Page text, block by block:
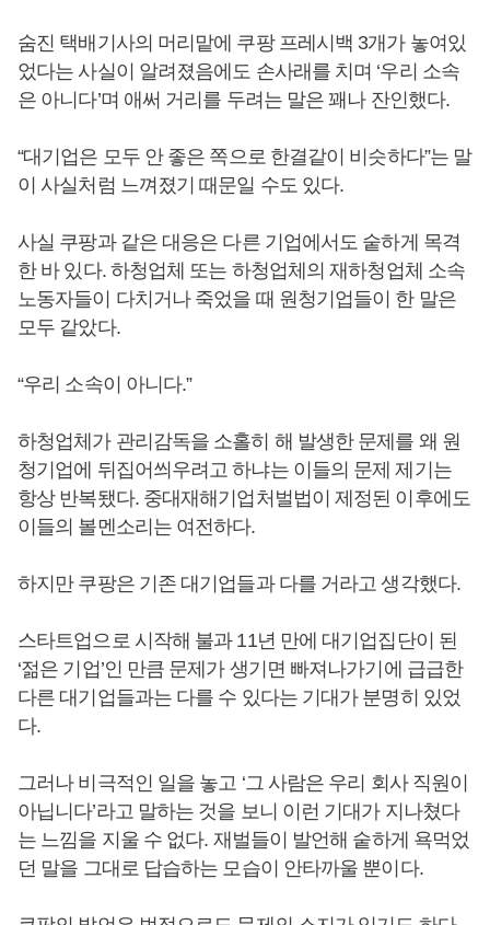
숨진 택배기사의 머리맡에 쿠팡 프레시백 3개가 놓여있
었다는 사실이 알려졌음에도 손사래를 치며 ‘우리 소속
은 아니다’며 애써 거리를 두려는 말은 꽤나 잔인했다.
“대기업은 모두 안 좋은 쪽으로 한결같이 비슷하다”는 말
이 사실처럼 느껴졌기 때문일 수도 있다.
사실 쿠팡과 같은 대응은 다른 기업에서도 숱하게 목격
한 바 있다. 하청업체 또는 하청업체의 재하청업체 소속
노동자들이 다치거나 죽었을 때 원청기업들이 한 말은
모두 같았다.
“우리 소속이 아니다.”
하청업체가 관리감독을 소홀히 해 발생한 문제를 왜 원
청기업에 뒤집어씌우려고 하냐는 이들의 문제 제기는
항상 반복됐다. 중대재해기업처벌법이 제정된 이후에도
이들의 볼멘소리는 여전하다.
하지만 쿠팡은 기존 대기업들과 다를 거라고 생각했다.
스타트업으로 시작해 불과 11년 만에 대기업집단이 된
‘젊은 기업’인 만큼 문제가 생기면 빠져나가기에 급급한
다른 대기업들과는 다를 수 있다는 기대가 분명히 있었
다.
그러나 비극적인 일을 놓고 ‘그 사람은 우리 회사 직원이
아닙니다’라고 말하는 것을 보니 이런 기대가 지나쳤다
는 느낌을 지울 수 없다. 재벌들이 발언해 숱하게 욕먹었
던 말을 그대로 답습하는 모습이 안타까울 뿐이다.